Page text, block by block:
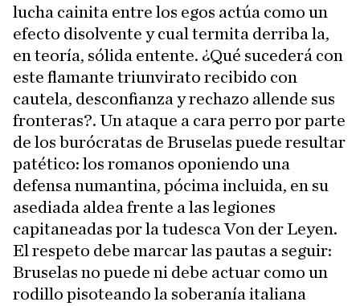
lucha cainita entre los egos actúa como un
efecto disolvente y cual termita derriba la,
en teoría, sólida entente. ¿Qué sucederá con
este flamante triunvirato recibido con
cautela, desconfianza y rechazo allende sus
fronteras?. Un ataque a cara perro por parte
de los burócratas de Bruselas puede resultar
patético: los romanos oponiendo una
defensa numantina, pócima incluida, en su
asediada aldea frente a las legiones
capitaneadas por la tudesca Von der Leyen.
El respeto debe marcar las pautas a seguir:
Bruselas no puede ni debe actuar como un
rodillo pisoteando la soberanía italiana